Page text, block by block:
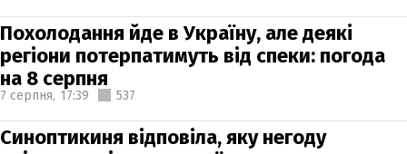
Похолодання йде в Україну, але деякі
регіони потерпатимуть від спеки: погода
на 8 серпня
7 серпня, 17:39 537
Синоптикиня відповіла, яку негоду